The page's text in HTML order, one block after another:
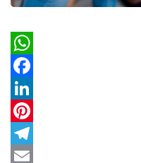
WhatsApp
Facebook
LinkedIn
Pinterest
Telegram